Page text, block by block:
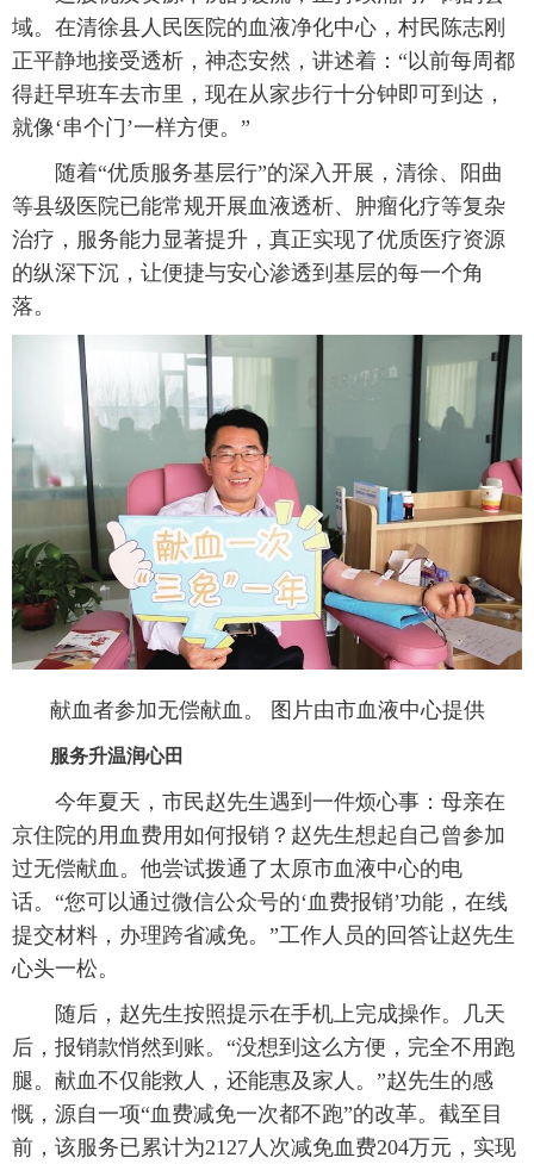
域。在清徐县人民医院的血液净化中心，村民陈志刚
正平静地接受透析，神态安然，讲述着：“以前每周都
得赶早班车去市里，现在从家步行十分钟即可到达，
就像‘串个门’一样方便。”
随着“优质服务基层行”的深入开展，清徐、阳曲
等县级医院已能常规开展血液透析、肿瘤化疗等复杂
治疗，服务能力显著提升，真正实现了优质医疗资源
的纵深下沉，让便捷与安心渗透到基层的每一个角
落。
献血者参加无偿献血。 图片由市血液中心提供
服务升温润心田
今年夏天，市民赵先生遇到一件烦心事：母亲在
京住院的用血费用如何报销？赵先生想起自己曾参加
过无偿献血。他尝试拨通了太原市血液中心的电
话。“您可以通过微信公众号的‘血费报销’功能，在线
提交材料，办理跨省减免。”工作人员的回答让赵先生
心头一松。
随后，赵先生按照提示在手机上完成操作。几天
后，报销款悄然到账。“没想到这么方便，完全不用跑
腿。献血不仅能救人，还能惠及家人。”赵先生的感
慨，源自一项“血费减免一次都不跑”的改革。截至目
前，该服务已累计为2127人次减免血费204万元，实现